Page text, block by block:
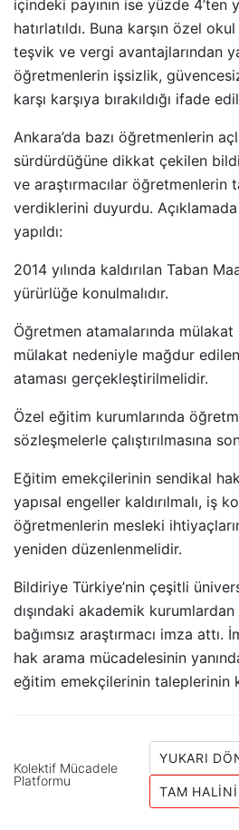
içindeki payının ise yüzde 4’ten
hatırlatıldı. Buna karşın özel
teşvik ve vergi avantajlarından
öğretmenlerin işsizlik,
karşı karşıya bırakıldığı ifade
Ankara’da bazı öğretmenlerin
sürdürdüğüne dikkat çekilen
ve araştırmacılar öğretmenlerin
verdiklerini duyurdu.
yapıldı:
2014 yılında kaldırılan Taban
yürürlüğe konulmalıdır.
Öğretmen atamalarında mülakat
mülakat nedeniyle mağdur
ataması gerçekleştirilmelidir.
Özel eğitim kurumlarında
sözleşmelerle çalıştırılmasına
Eğitim emekçilerinin sendikal
yapısal engeller kaldırılmalı, iş
öğretmenlerin mesleki
yeniden düzenlenmelidir.
Bildiriye Türkiye’nin çeşitli
dışındaki akademik
bağımsız araştırmacı imza attı.
hak arama mücadelesinin
eğitim emekçilerinin taleplerinin
Kolektif Mücadele
Platformu
YUKARI
TAM